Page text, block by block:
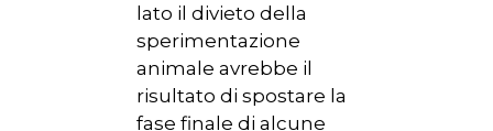
lato il divieto della
sperimentazione
animale avrebbe il
risultato di spostare la
fase finale di alcune